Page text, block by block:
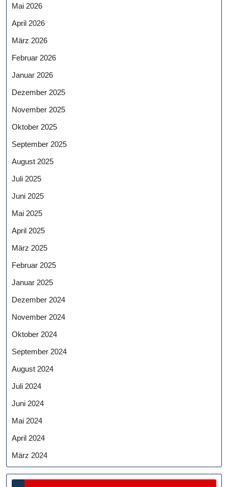
Mai 2026
April 2026
März 2026
Februar 2026
Januar 2026
Dezember 2025
November 2025
Oktober 2025
September 2025
August 2025
Juli 2025
Juni 2025
Mai 2025
April 2025
März 2025
Februar 2025
Januar 2025
Dezember 2024
November 2024
Oktober 2024
September 2024
August 2024
Juli 2024
Juni 2024
Mai 2024
April 2024
März 2024